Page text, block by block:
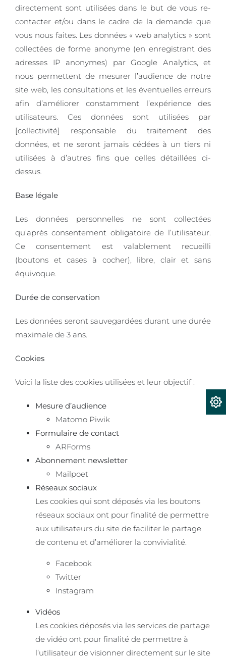
directement sont utilisées dans le but de vous re-
contacter et/ou dans le cadre de la demande que
vous nous faites. Les données « web analytics » sont
collectées de forme anonyme (en enregistrant des
adresses IP anonymes) par Google Analytics, et
nous permettent de mesurer l’audience de notre
site web, les consultations et les éventuelles erreurs
afin d’améliorer constamment l’expérience des
utilisateurs. Ces données sont utilisées par
[collectivité] responsable du traitement des
données, et ne seront jamais cédées à un tiers ni
utilisées à d’autres fins que celles détaillées ci-
dessus.
Base légale
Les données personnelles ne sont collectées
qu’après consentement obligatoire de l’utilisateur.
Ce consentement est valablement recueilli
(boutons et cases à cocher), libre, clair et sans
équivoque.
Durée de conservation
Les données seront sauvegardées durant une durée
maximale de 3 ans.
Cookies
Voici la liste des cookies utilisées et leur objectif :
Mesure d’audience
Matomo Piwik
Formulaire de contact
ARForms
Abonnement newsletter
Mailpoet
Réseaux sociaux
Les cookies qui sont déposés via les boutons
réseaux sociaux ont pour finalité de permettre
aux utilisateurs du site de faciliter le partage
de contenu et d’améliorer la convivialité.
Facebook
Twitter
Instagram
Vidéos
Les cookies déposés via les services de partage
de vidéo ont pour finalité de permettre à
l’utilisateur de visionner directement sur le site